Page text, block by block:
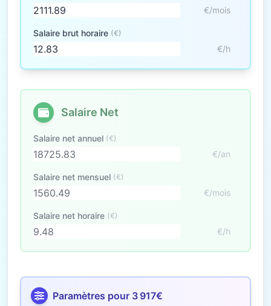
€/mois
Salaire brut horaire (€)
€/h
Salaire Net
Salaire net annuel (€)
€/an
Salaire net mensuel (€)
€/mois
Salaire net horaire (€)
€/h
Paramètres pour 3 917€